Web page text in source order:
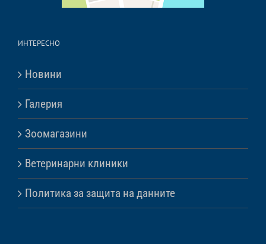
ИНТЕРЕСНО
Новини
Галерия
Зоомагазини
Ветеринарни клиники
Политика за защита на данните